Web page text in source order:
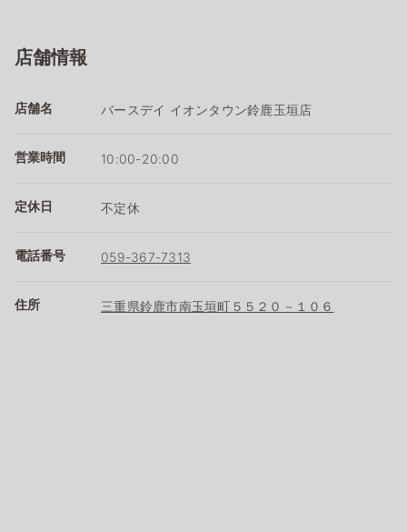
店舗情報
店舗名 バースデイ イオンタウン鈴鹿玉垣店
営業時間 10:00-20:00
定休日 不定休
電話番号 059-367-7313
住所 三重県鈴鹿市南玉垣町５５２０－１０６